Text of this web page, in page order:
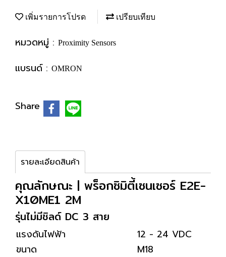
เพิ่มรายการโปรด เปรียบเทียบ
หมวดหมู่ : Proximity Sensors
แบรนด์ : OMRON
Share
รายละเอียดสินค้า
คุณลักษณะ | พร็อกซิมิตี้เซนเซอร์ E2E-
X10ME1 2M
รุ่นไม่มีชิลด์ DC 3 สาย
แรงดันไฟฟ้า
12 - 24 VDC
ขนาด
M18